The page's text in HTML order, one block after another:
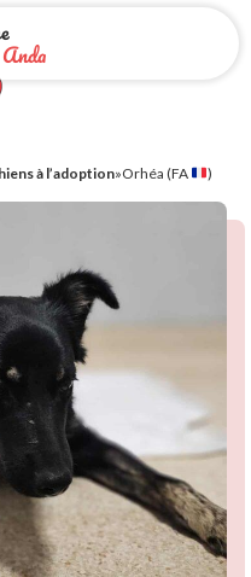
à l’adoption»Orhéa (FA )